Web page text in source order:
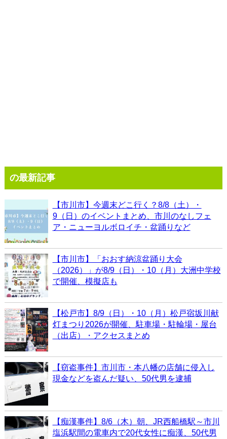
の最新記事
【市川市】今週末どこ行く？8/8（土）・
9（日）のイベントまとめ、市川のなしフェ
ア・ニューヨルボロイチ・盆踊りなど
【市川市】「おおす納涼盆踊り大会
（2026）」が8/9（日）・10（月）大洲中学校
で開催、模擬店も
【松戸市】8/9（日）・10（月）松戸宿坂川献
灯まつり2026が開催、駐車場・駐輪場・屋台
（出店）・アクセスまとめ
【窃盗事件】市川市・本八幡の店舗に侵入し
現金などを盗んだ疑い、50代男を逮捕
【痴漢事件】8/6（木）朝、JR西船橋駅～市川
塩浜駅間の電車内で20代女性に痴漢、50代男